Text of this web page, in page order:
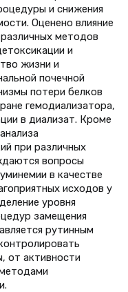
и снижения
Оценено влияние
методов
и
жизни и
почечной
потери белков
гемодиализатора,
в диализат. Кроме
при различных
вопросы
в качестве
исходов у
уровня
замещения
рутинным
от активности